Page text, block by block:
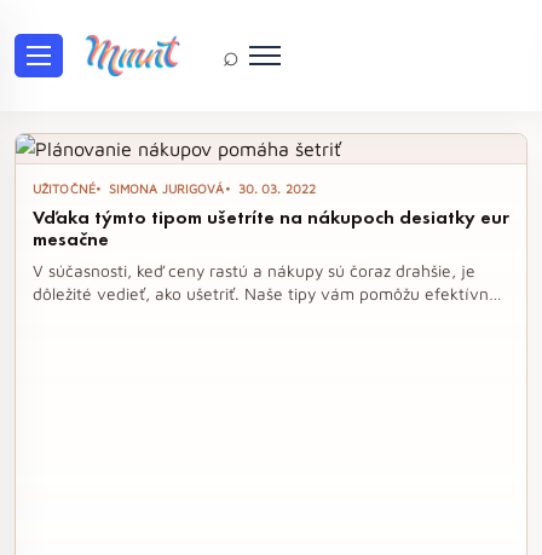
⌕
Tag: peniaze
UŽITOČNÉ SIMONA JURIGOVÁ 30. 03. 2022
Vďaka týmto tipom ušetríte na nákupoch desiatky eur
mesačne
V súčasnosti, keď ceny rastú a nákupy sú čoraz drahšie, je
dôležité vedieť, ako ušetriť. Naše tipy vám pomôžu efektívne